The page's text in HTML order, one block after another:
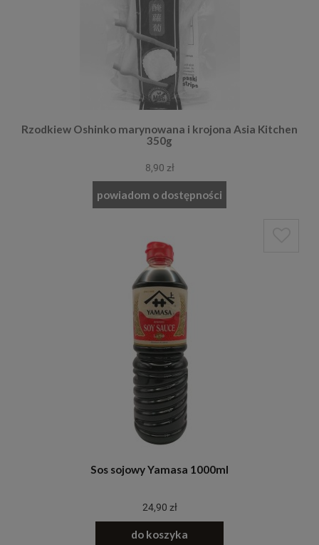
Rzodkiew Oshinko marynowana i krojona Asia Kitchen
350g
8,90 zł
powiadom o dostępności
Sos sojowy Yamasa 1000ml
24,90 zł
do koszyka